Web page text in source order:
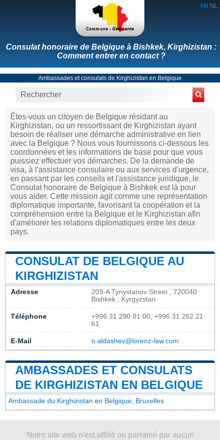
FR NL
Consulat honoraire de Belgique à Bishkek, Kirghizistan :
Comment entrer en contact ?
Ambassades et consulats de Kirghizistan en Belgique
Êtes-vous un citoyen de Belgique résidant au
Kirghizistan, ou un ressortissant de Kirghizistan ayant
besoin de réaliser une démarche administrative en lien
avec la Belgique ? Nous vous fournissons ci-dessous les
coordonnées et les informations de base pour que vous
puissiez effectuer vos démarches. De la demande de
visa, à l'assistance consulaire ou aux services d'urgence,
en passant par les conseils et l'assistance juridique, le
Consulat honoraire de Belgique à Bishkek est là pour
vous aider. Cette mission agit comme une représentation
diplomatique importante, favorisant la coopération et la
compréhension entre la Belgique et le Kirghizistan afin
d'améliorer les relations diplomatiques entre les deux
pays.
CONSULAT DE BELGIQUE AU
KIRGHIZISTAN
Adresse
209-A Tynystanov Street , 720040
Bishkek , Kyrgyzstan
Téléphone
+996 31 290 01 00, +996 31 262 21
61
E-Mail n.aldashev@lorenz-law.com
AMBASSADES ET CONSULATS
DE KIRGHIZISTAN EN BELGIQUE
Ambassade du Kirghizistan en Belgique, Bruxelles
Notre site web n'est affilié ou parrainé par aucun